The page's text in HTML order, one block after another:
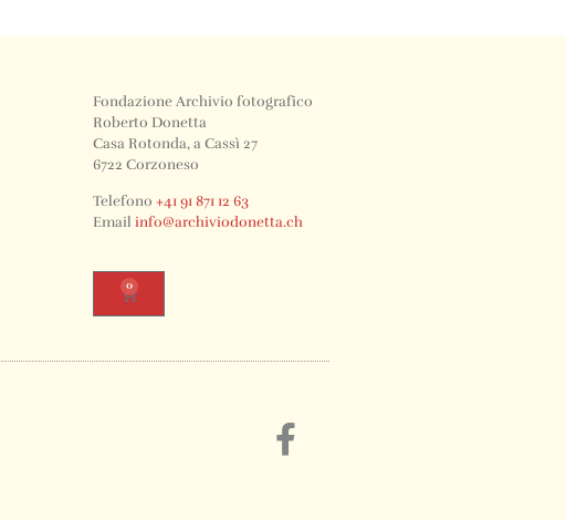
Fondazione Archivio fotografico
Roberto Donetta
Casa Rotonda, a Cassì 27
6722 Corzoneso
Telefono +41 91 871 12 63
Email info@archiviodonetta.ch
0